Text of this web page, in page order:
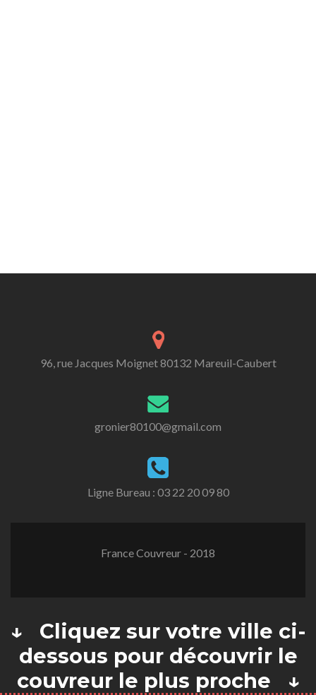
96, rue Jacques Moignet 80132 Mareuil-Caubert
gronier80100@gmail.com
Ligne Bureau : 03 22 20 09 80
France Couvreur - 2018
↓ Cliquez sur votre ville ci-
dessous pour découvrir le
couvreur le plus proche ↓